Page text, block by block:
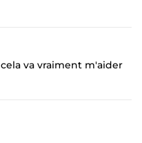
va vraiment m'aider